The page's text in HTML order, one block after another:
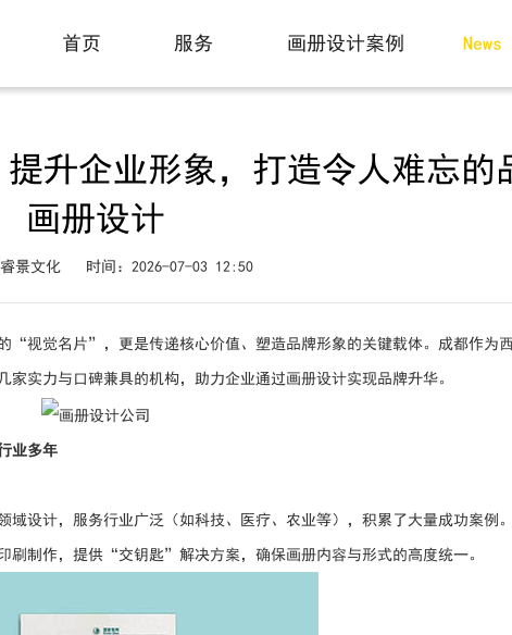
首页
服务
画册设计案例
News
升企业形象，打造令人难忘的
画册设计
景文化 时间：2026-07-03 12:50
“视觉名片”，更是传递核心价值、塑造品牌形象的关键载体。成都作为
实力与口碑兼具的机构，助力企业通过画册设计实现品牌升华。
业多年
设计，服务行业广泛（如科技、医疗、农业等），积累了大量成功案例。
刷制作，提供“交钥匙”解决方案，确保画册内容与形式的高度统一。